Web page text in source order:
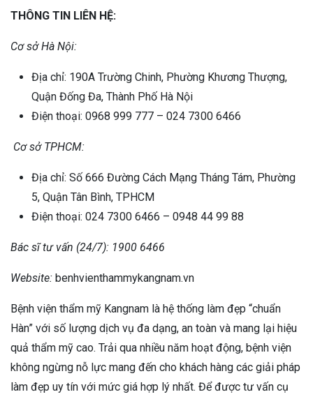
THÔNG TIN LIÊN HỆ:
Cơ sở Hà Nội:
Địa chỉ: 190A Trường Chinh, Phường Khương Thượng,
Quận Đống Đa, Thành Phố Hà Nội
Điện thoại: 0968 999 777 – 024 7300 6466
Cơ sở TPHCM:
Địa chỉ: Số 666 Đường Cách Mạng Tháng Tám, Phường
5, Quận Tân Bình, TPHCM
Điện thoại: 024 7300 6466 – 0948 44 99 88
Bác sĩ tư vấn (24/7): 1900 6466
Website: benhvienthammykangnam.vn
Bệnh viện thẩm mỹ Kangnam là hệ thống làm đẹp “chuẩn
Hàn” với số lượng dịch vụ đa dạng, an toàn và mang lại hiệu
quả thẩm mỹ cao. Trải qua nhiều năm hoạt động, bệnh viện
không ngừng nỗ lực mang đến cho khách hàng các giải pháp
làm đẹp uy tín với mức giá hợp lý nhất. Để được tư vấn cụ